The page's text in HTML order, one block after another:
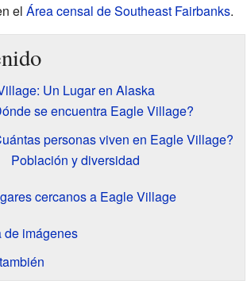
el Área censal de Southeast Fairbanks.
Un Lugar en Alaska
se encuentra Eagle Village?
personas viven en Eagle Village?
Población y diversidad
cercanos a Eagle Village
de imágenes